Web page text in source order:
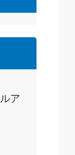
ア